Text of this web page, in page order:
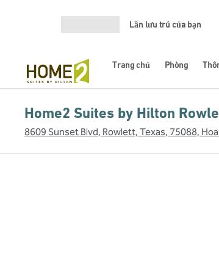
Lần lưu trú của bạn
Trang chủ Phòng
Home2 Suites by Hilton
8609 Sunset Blvd, Rowlett, Texas, 75088,